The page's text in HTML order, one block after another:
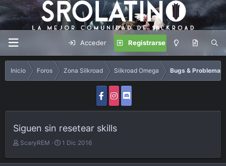
Acceder Registrarse
Inicio Foros Zona Silkroad Silkroad Omega Bugs & Problemas
Siguen sin resetear skills
A
t
ScaryREM
F
c
1 Dic 2016